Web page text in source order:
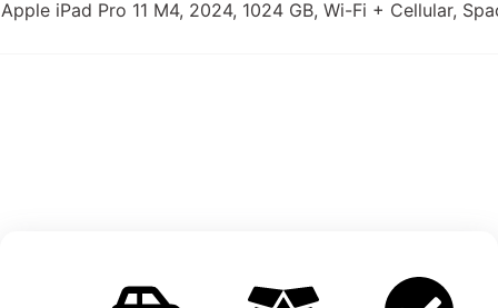
Apple iPad Pro 11 M4, 2024, 1024 GB, Wi-Fi + Cellular,